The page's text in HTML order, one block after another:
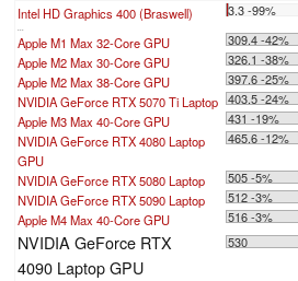
Intel HD Graphics 400 (Braswell) 3.3 -99%
...
Apple M1 Max 32-Core GPU
309.4 -42%
Apple M2 Max 30-Core GPU
326.1 -38%
Apple M2 Max 38-Core GPU
397.6 -25%
NVIDIA GeForce RTX 5070 Ti Laptop 403.5 -24%
Apple M3 Max 40-Core GPU
431 -19%
NVIDIA GeForce RTX 4080 Laptop
GPU
465.6 -12%
NVIDIA GeForce RTX 5080 Laptop
505 -5%
NVIDIA GeForce RTX 5090 Laptop
512 -3%
Apple M4 Max 40-Core GPU
516 -3%
NVIDIA GeForce RTX
4090 Laptop GPU
530